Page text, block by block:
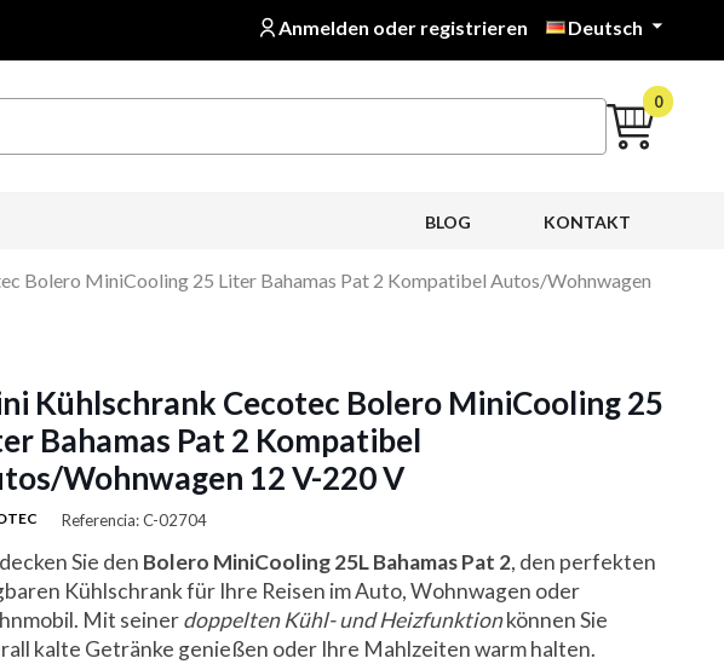
Anmelden oder registrieren Deutsch 
0
KONTAKT
BLOG
Bolero MiniCooling 25 Liter Bahamas Pat 2 Kompatibel Autos/Wohnwagen
Kühlschrank Cecotec Bolero MiniCooling 25
Bahamas Pat 2 Kompatibel
Wohnwagen 12 V-220 V
Referencia: C-02704
Sie den Bolero MiniCooling 25L Bahamas Pat 2, den perfekten
Kühlschrank für Ihre Reisen im Auto, Wohnwagen oder
Mit seinerdoppelten Kühl- und Heizfunktionkönnen Sie
kalte Getränke genießen oder Ihre Mahlzeiten warm halten.